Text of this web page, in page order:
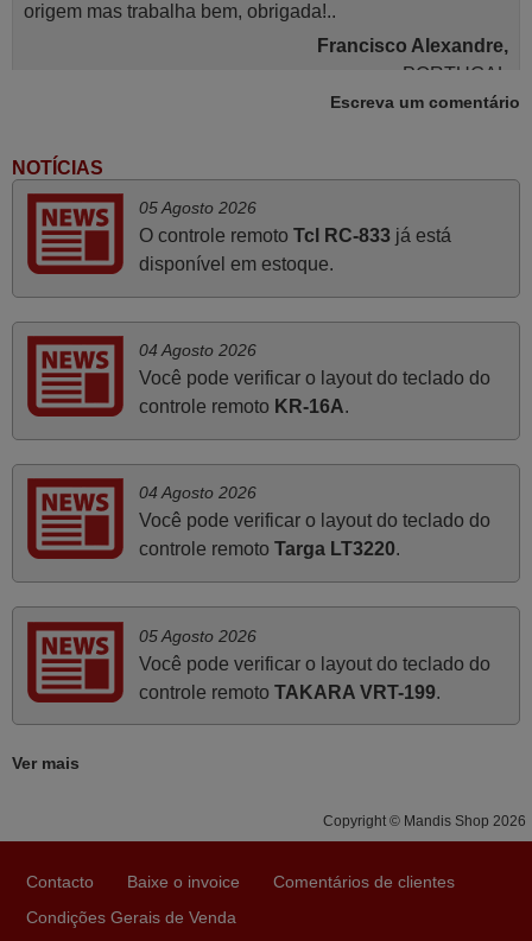
origem mas trabalha bem, obrigada!..
Francisco Alexandre,
PORTUGAL
Bom dia. Estou extremamente satisfeita com o comando
e seu funcionamento perfeito, a rapidez na entrega e a
vossa eficiência no processo. Gostaria de salientar que
foi de extrema importância a vossa informação acerca de
como usar o comando sem usar por marca mas
passando pelos códigos. Ninguém em loja nenhuma me
tinha explicado como funcionar. Apenas diziam que
tinham comandos universais mas podiam não funcionar.
Muito obrigada.
Novembro 2025
PORTUGAL
Ótimo produto!! Não precisa fazer nenhuma
Rudinery,
Escreva um comentário
NOTÍCIAS
05 Agosto 2026
O controle remoto Tcl RC-833já está
disponível em estoque.
04 Agosto 2026
Você pode verificar o layout do teclado do
controle remoto KR-16A.
04 Agosto 2026
Você pode verificar o layout do teclado do
controle remoto Targa LT3220.
05 Agosto 2026
Você pode verificar o layout do teclado do
controle remoto TAKARA VRT-199.
Ver mais
Copyright © Mandis Shop 2026
Contacto Baixe o invoice
Comentários de clientes
Condições Gerais de Venda